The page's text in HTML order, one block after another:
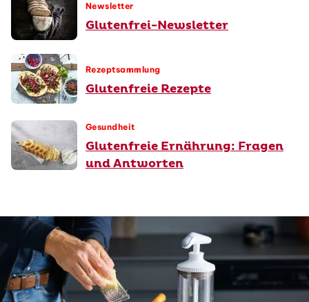
Newsletter
Glutenfrei-Newsletter
Rezeptsammlung
Glutenfreie Rezepte
Gesundheit
Glutenfreie Ernährung: Fragen
und Antworten